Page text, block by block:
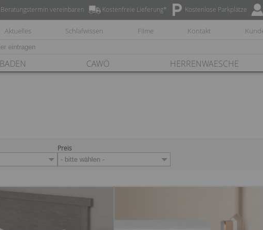
Kostenlose Parkplätze
Kostenfreie Lieferung*
Beratungstermin vereinbaren
Aktuelles Schlafwissen Filme Kontakt
BADEN CAWÖ HERRENWAESCHE
Preis
- bitte wählen -